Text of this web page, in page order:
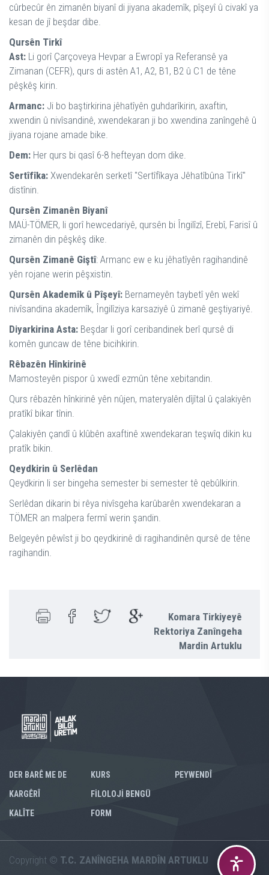
cûrbecûr ên zimanên biyanî di jiyana akademîk, pîşeyî û civakî ya
kesan de jî beşdar dibe.
Qursên Tirkî
Ast: Li gorî Çarçoveya Hevpar a Ewropî ya Referansê ya
Zimanan (CEFR), qurs di astên A1, A2, B1, B2 û C1 de têne
pêşkêş kirin.
Armanc: Ji bo baştirkirina jêhatîyên guhdarîkirin, axaftin,
xwendin û nivîsandinê, xwendekaran ji bo xwendina zanîngehê û
jiyana rojane amade bike.
Dem: Her qurs bi qasî 6-8 hefteyan dom dike.
Sertîfîka: Xwendekarên serketî "Sertîfîkaya Jêhatîbûna Tirkî"
distînin.
Qursên Zimanên Biyanî
MAÜ-TÖMER, li gorî hewcedariyê, qursên bi Îngilîzî, Erebî, Farisî û
zimanên din pêşkêş dike.
Qursên Zimanê Giştî: Armanc ew e ku jêhatîyên ragihandinê
yên rojane werin pêşxistin.
Qursên Akademîk û Pîşeyî: Bernameyên taybetî yên wekî
nivîsandina akademîk, Îngilîziya karsaziyê û zimanê geştiyariyê.
Diyarkirina Asta: Beşdar li gorî ceribandinek berî qursê di
komên guncaw de têne bicihkirin.
Rêbazên Hînkirinê
Mamosteyên pispor û xwedî ezmûn têne xebitandin.
Qurs rêbazên hînkirinê yên nûjen, materyalên dîjîtal û çalakiyên
pratîkî bikar tînin.
Çalakiyên çandî û klûbên axaftinê xwendekaran teşwîq dikin ku
pratîk bikin.
Qeydkirin û Serlêdan
Qeydkirin li ser bingeha semester bi semester tê qebûlkirin.
Serlêdan dikarin bi rêya nivîsgeha karûbarên xwendekaran a
TÖMER an malpera fermî werin şandin.
Belgeyên pêwîst ji bo qeydkirinê di ragihandinên qursê de têne
ragihandin.
Komara Tirkiyeyê
Rektoriya Zanîngeha
Mardin Artuklu
DER BARÊ ME DE
KARGÊRÎ
KALÎTE
KURS
FİLOLOJİ BENGÜ
FORM
PEYWENDÎ
Copyright © T.C. ZANÎNGEHA MARDÎN ARTUKLU